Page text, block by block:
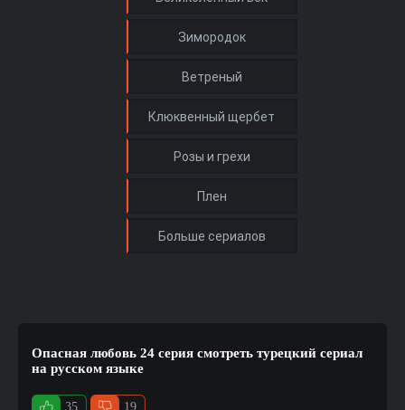
Опасная любовь 24 серия смотреть турецкий сериал
на русском языке
35 19